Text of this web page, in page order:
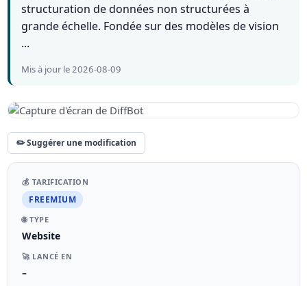
structuration de données non structurées à
grande échelle. Fondée sur des modèles de vision
...
Mis à jour le 2026-08-09
✏️ Suggérer une modification
💰 TARIFICATION
FREEMIUM
🌐 TYPE
Website
🚀 LANCÉ EN
–